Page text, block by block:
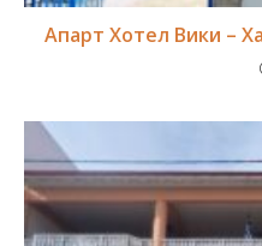
Апарт Хотел Вики –